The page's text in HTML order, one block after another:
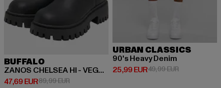
BUFFALO
ZANOS CHELSEA HI - VEGAN NAPPA
47,69 EUR
Derzeitiger Preis: 47,69 EUR
89,99 EURAktionspreis: 89,99 EUR
URBAN CLASSICS
90's Heavy Denim
25,99 EUR
Derzeitiger Preis: 25,99 EUR
49,99 EURAktionspreis: